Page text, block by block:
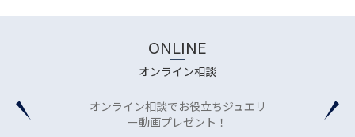
ONLINE
オンライン相談
オンライン相談でお役立ちジュエリ
ー動画プレゼント！